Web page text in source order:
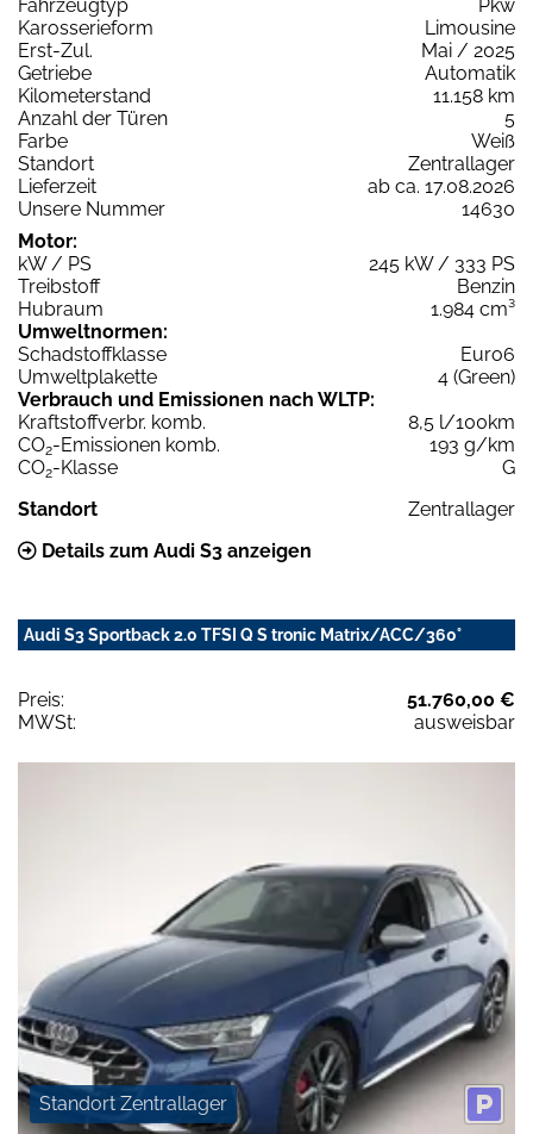
Fahrzeugtyp
Pkw
Karosserieform
Limousine
Erst-Zul.
Mai / 2025
Getriebe
Automatik
Kilometerstand
11.158 km
Anzahl der Türen
5
Farbe
Weiß
Standort
Zentrallager
Lieferzeit
ab ca. 17.08.2026
Unsere Nummer
14630
Motor:
kW / PS
245 kW / 333 PS
Treibstoff
Benzin
Hubraum
1.984 cm³
Umweltnormen:
Schadstoffklasse
Euro6
Umweltplakette
4 (Green)
Verbrauch und Emissionen nach WLTP:
Kraftstoffverbr. komb.
8,5 l/100km
CO2-Emissionen komb.
193 g/km
CO2-Klasse
G
Standort
Zentrallager
Details zum Audi S3 anzeigen
Audi S3 Sportback 2.0 TFSI Q S tronic Matrix/ACC/360°
Preis:
51.760,00 €
MWSt:
ausweisbar
Standort Zentrallager